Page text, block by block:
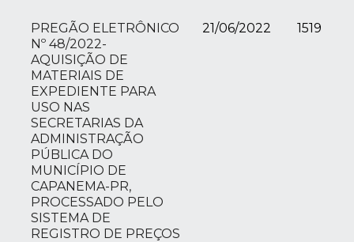
PREGÃO ELETRÔNICO
Nº 48/2022-
AQUISIÇÃO DE
MATERIAIS DE
EXPEDIENTE PARA
USO NAS
SECRETARIAS DA
ADMINISTRAÇÃO
PÚBLICA DO
MUNICÍPIO DE
CAPANEMA-PR,
PROCESSADO PELO
SISTEMA DE
REGISTRO DE PREÇOS
21/06/2022 1519